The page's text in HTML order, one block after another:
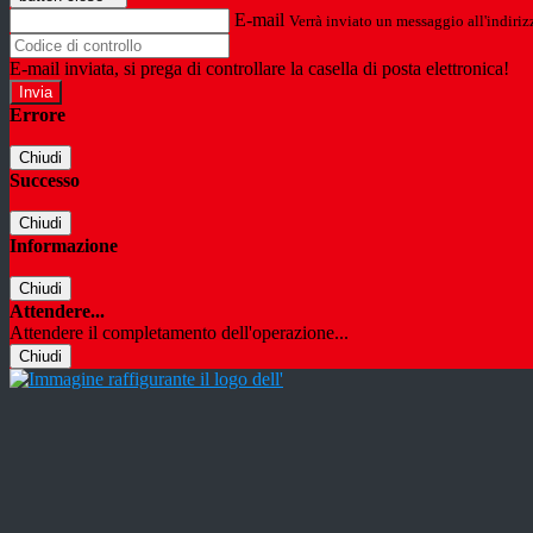
E-mail Verrà inviato un messaggio
E-mail inviata, si prega di controllare la casella di posta elettronica!
Errore
Chiudi
Successo
Chiudi
Informazione
Chiudi
Attendere...
Attendere il completamento dell'operazione...
Chiudi